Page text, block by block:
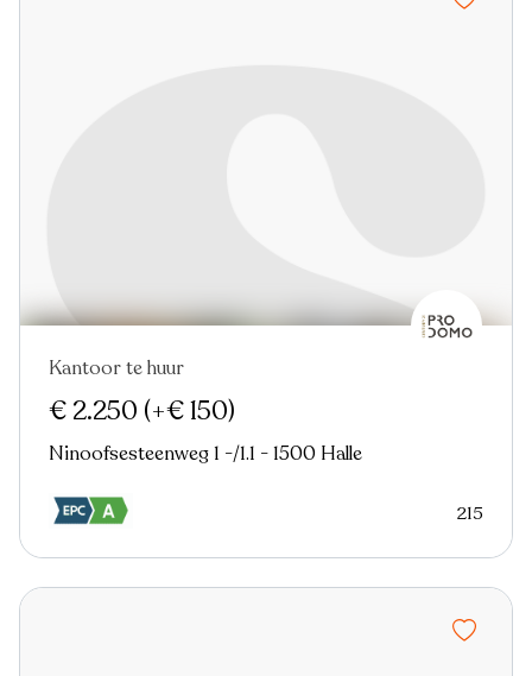
Kantoor te huur
€ 2.250 (+€ 150)
Ninoofsesteenweg 1 -/1.1 - 1500 Halle
215